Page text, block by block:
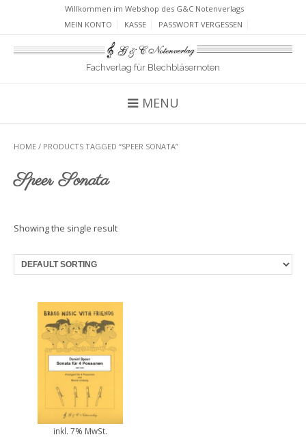
Willkommen im Webshop des G&C Notenverlags
MEIN KONTO
KASSE PASSWORT VERGESSEN
Fachverlag für Blechbläsernoten
MENU
HOME / PRODUCTS TAGGED “SPEER SONATA”
Speer Sonata
Showing the single result
inkl. 7% MwSt.